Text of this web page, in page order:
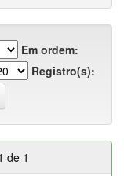
Em ordem:
Registro(s):
de 1